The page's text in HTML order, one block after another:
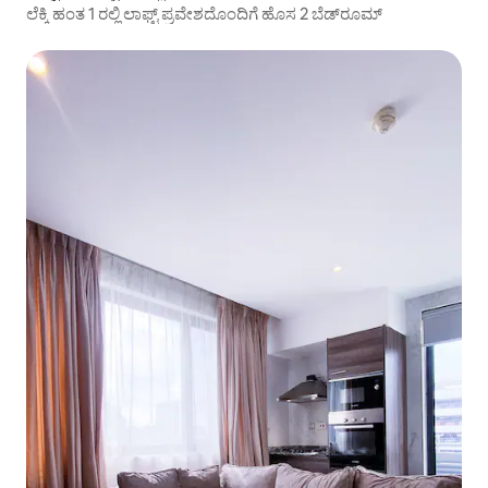
ಲೆಕ್ಕಿ ಹಂತ 1 ರಲ್ಲಿ ಲಾಫ್ಟ್ ಪ್ರವೇಶದೊಂದಿಗೆ ಹೊಸ 2 ಬೆಡ್‌ರೂಮ್